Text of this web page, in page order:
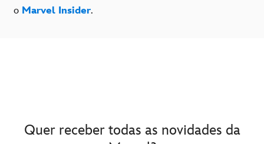
o Marvel Insider.
Quer receber todas as novidades da